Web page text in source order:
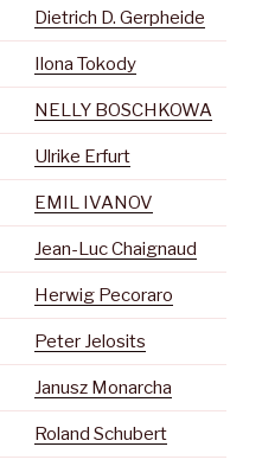
Dietrich D. Gerpheide
Ilona Tokody
NELLY BOSCHKOWA
Ulrike Erfurt
EMIL IVANOV
Jean-Luc Chaignaud
Herwig Pecoraro
Peter Jelosits
Janusz Monarcha
Roland Schubert